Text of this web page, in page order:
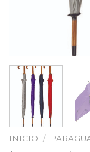
INICIO /